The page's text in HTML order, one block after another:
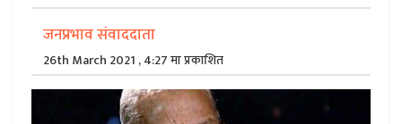
जनप्रभाव संवाददाता
26th March 2021 , 4:27 मा प्रकाशित